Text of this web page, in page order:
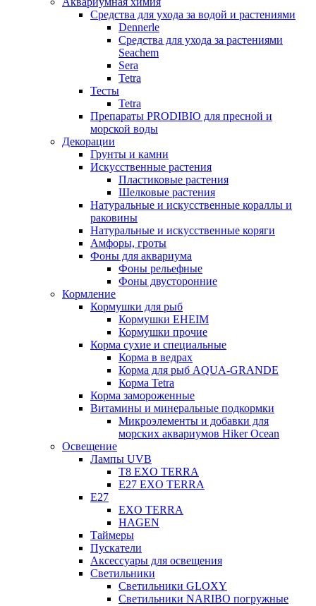
Средства для ухода за водой и растениями
Dennerle
Средства для ухода за растениями
Seachem
Sera
Tetra
Тесты
Tetra
Препараты PRODIBIO для пресной и
морской воды
Декорации
Грунты и камни
Искусственные растения
Пластиковые растения
Шелковые растения
Натуральные и искусственные кораллы и
раковины
Натуральные и искусственные коряги
Амфоры, гроты
Фоны для аквариума
Фоны рельефные
Фоны двусторонние
Кормление
Кормушки для рыб
Кормушки EHEIM
Кормушки прочие
Корма сухие и специальные
Корма в ведрах
Корма для рыб AQUA-GRANDE
Корма Tetra
Корма замороженные
Витамины и минеральные подкормки
Микроэлементы и добавки для
морских аквариумов Hiker Ocean
Освещение
Лампы UVB
Т8 EXO TERRA
Е27 EXO TERRA
Е27
EXO TERRA
HAGEN
Таймеры
Пускатели
Аксессуары для освещения
Светильники
Светильники GLOXY
Светильники NARIBO погружные